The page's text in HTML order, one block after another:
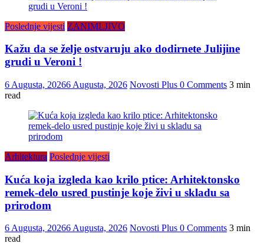
Poslednje vijesti ZANIMLJIVO
Kažu da se želje ostvaruju ako dodirnete Julijine
grudi u Veroni !
6 Augusta, 20266 Augusta, 2026 Novosti Plus 0 Comments 3 min
read
Arhitektura Poslednje vijesti
Kuća koja izgleda kao krilo ptice: Arhitektonsko
remek-delo usred pustinje koje živi u skladu sa
prirodom
6 Augusta, 20266 Augusta, 2026 Novosti Plus 0 Comments 3 min
read